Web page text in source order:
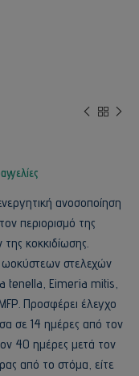
ανοσοποίηση
περιορισμό της
κοκκιδίωσης.
ωοκύστεων στελεχών
tenella, Eimeria mitis,
Προσφέρει έλεγχο
σε 14 ημέρες από τον
40 ημέρες μετά τον
από το στόμα, είτε